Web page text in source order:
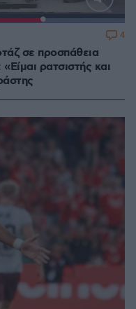
:
σε προσπάθεια
ρατσιστής και
4